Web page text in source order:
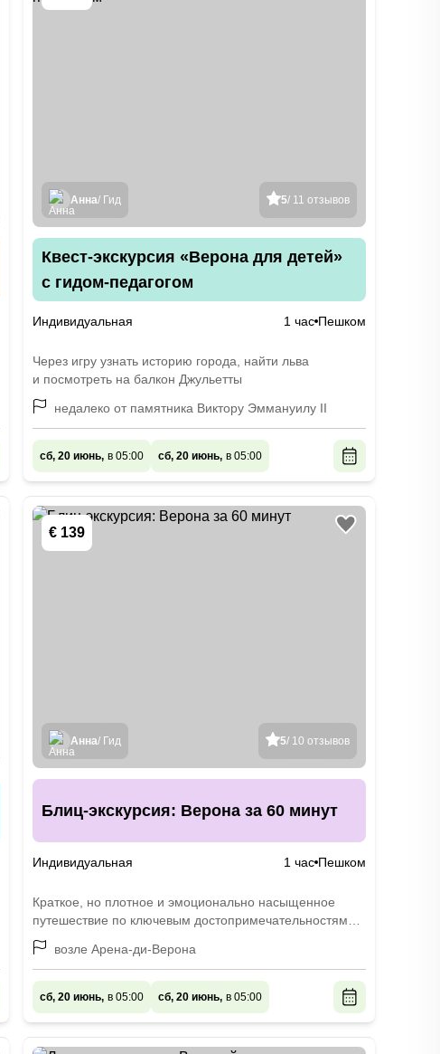
5/ 11 отзывов
Анна/ Гид
Квест-экскурсия «Верона для детей»
с гидом-педагогом
Индивидуальная 1 час Пешком
Через игру узнать историю города, найти льва
и посмотреть на балкон Джульетты
недалеко от памятника Виктору Эммануилу II
сб, 20 июнь, в 05:00 сб, 20 июнь, в 05:00
€ 139
5/ 10 отзывов
Анна/ Гид
Блиц-экскурсия: Верона за 60 минут
Индивидуальная 1 час Пешком
Краткое, но плотное и эмоционально насыщенное
путешествие по ключевым достопримечательностям
города
возле Арена-ди-Верона
сб, 20 июнь, в 05:00 сб, 20 июнь, в 05:00